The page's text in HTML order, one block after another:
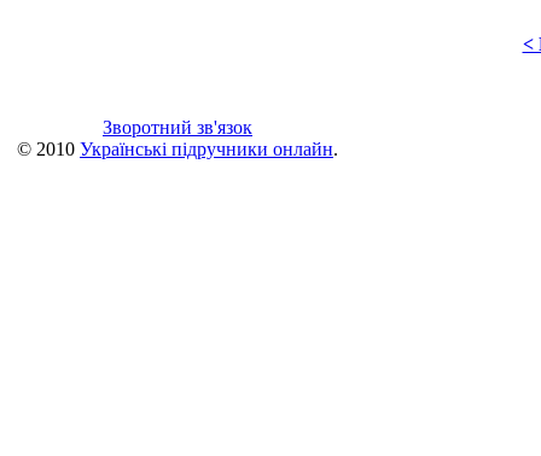
<
Зворотний зв'язок
© 2010 Українські підручники онлайн.